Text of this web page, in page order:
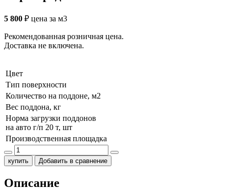
5 800 ₽ цена за м3
Рекомендованная розничная цена.
Доставка не включена.
Цвет
Тип поверхности
Количество на поддоне, м2
Вес поддона, кг
Норма загрузки поддонов
на авто г/п 20 т, шт
Производственная площадка
купить Добавить в сравнение
Описание